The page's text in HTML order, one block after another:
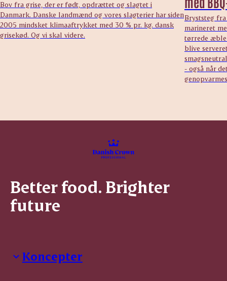
Bov fra grise, der er født, opdrættet og slagtet i
Danmark. Danske landmænd og vores slagterier har siden
2005 mindsket klimaaftrykket med 30 % pr. kg. dansk
grisekød. Og vi skal videre.
Bryststeg
marineret
tørrede
blive
- også når
Better food. Brighter
future
Koncepter